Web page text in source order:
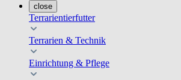
close
Terrarientierfutter
Terrarien & Technik
Einrichtung & Pflege